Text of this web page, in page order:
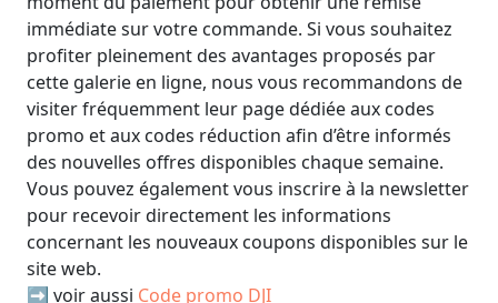
immédiate sur votre commande. Si vous souhaitez
profiter pleinement des avantages proposés par
cette galerie en ligne, nous vous recommandons de
visiter fréquemment leur page dédiée aux codes
promo et aux codes réduction afin d’être informés
des nouvelles offres disponibles chaque semaine.
Vous pouvez également vous inscrire à la newsletter
pour recevoir directement les informations
concernant les nouveaux coupons disponibles sur le
site web.
➡️ voir aussi Code promo DJI